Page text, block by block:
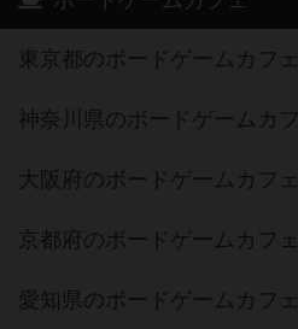
東京都のボードゲームカフェ
神奈川県のボードゲームカ
大阪府のボードゲームカフェ
京都府のボードゲームカフェ
愛知県のボードゲームカフェ